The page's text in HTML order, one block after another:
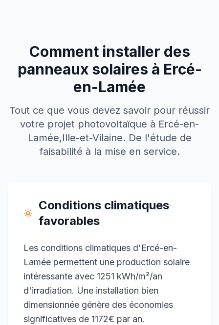
Comment installer des
panneaux solaires à Ercé-
en-Lamée
Tout ce que vous devez savoir pour réussir
votre projet photovoltaïque à Ercé-en-
Lamée,Ille-et-Vilaine. De l'étude de
faisabilité à la mise en service.
Conditions climatiques
favorables
Les conditions climatiques d'Ercé-en-
Lamée permettent une production solaire
intéressante avec 1251 kWh/m²/an
d'irradiation. Une installation bien
dimensionnée génère des économies
significatives de 1172€ par an.